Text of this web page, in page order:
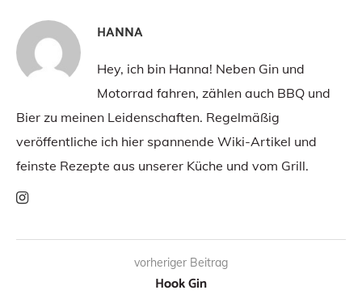
HANNA
Hey, ich bin Hanna! Neben Gin und
Motorrad fahren, zählen auch BBQ und
Bier zu meinen Leidenschaften. Regelmäßig
veröffentliche ich hier spannende Wiki-Artikel und
feinste Rezepte aus unserer Küche und vom Grill.
vorheriger Beitrag
Hook Gin